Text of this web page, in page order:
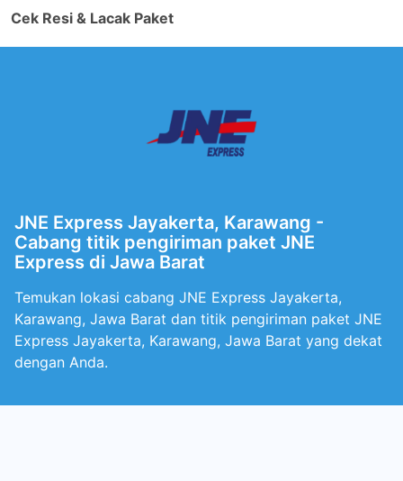
Cek Resi & Lacak Paket
JNE Express Jayakerta, Karawang -
Cabang titik pengiriman paket JNE
Express di Jawa Barat
Temukan lokasi cabang JNE Express Jayakerta,
Karawang, Jawa Barat dan titik pengiriman paket JNE
Express Jayakerta, Karawang, Jawa Barat yang dekat
dengan Anda.